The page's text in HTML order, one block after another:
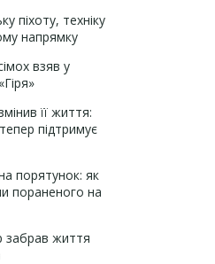
піхоту, техніку
напрямку
взяв у
її життя:
підтримує
порятунок: як
пораненого на
забрав життя